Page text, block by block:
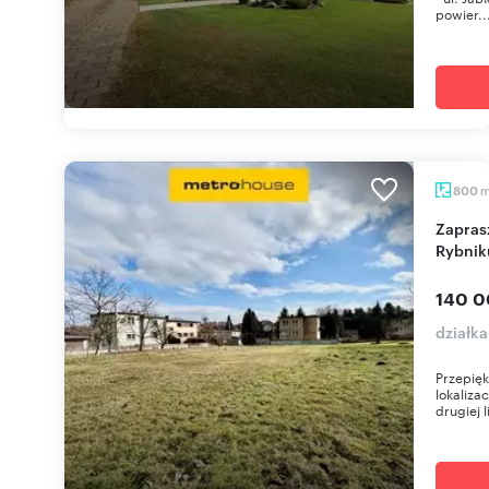
800
Zapraszam do zakupu działki 800 m² pod dom w
140
drugiej